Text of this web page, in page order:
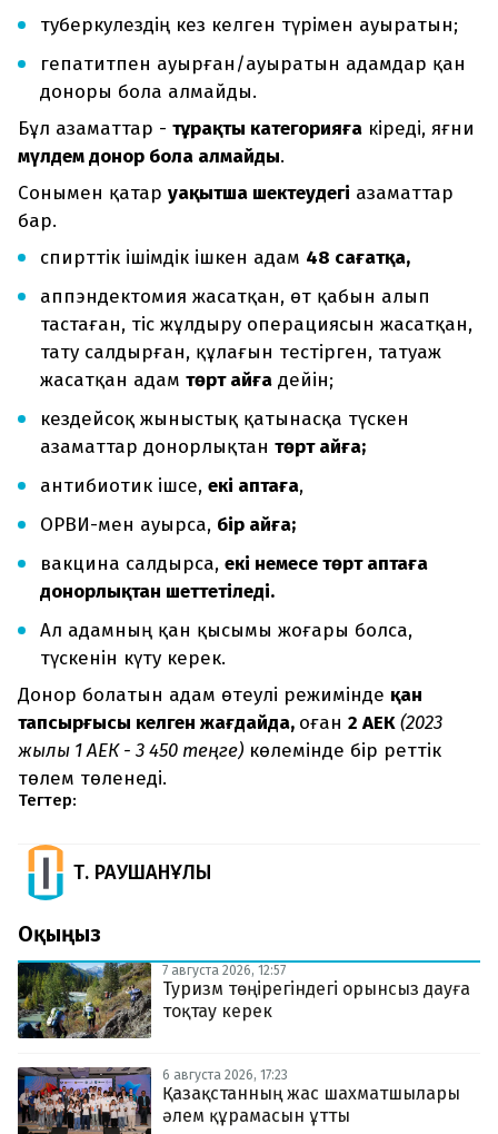
туберкулездің кез келген түрімен ауыратын;
гепатитпен ауырған/ауыратын адамдар қан
доноры бола алмайды.
Бұл азаматтар - тұрақты категорияға кіреді, яғни
мүлдем донор бола алмайды.
Сонымен қатар уақытша шектеудегі азаматтар
бар.
спирттік ішімдік ішкен адам 48 сағатқа,
аппэндектомия жасатқан, өт қабын алып
тастаған, тіс жұлдыру операциясын жасатқан,
тату салдырған, құлағын тестірген, татуаж
жасатқан адам төрт айға дейін;
кездейсоқ жыныстық қатынасқа түскен
азаматтар донорлықтан төрт айға;
антибиотик ішсе, екі аптаға,
ОРВИ-мен ауырса, бір айға;
вакцина салдырса, екі немесе төрт аптаға
донорлықтан шеттетіледі.
Ал адамның қан қысымы жоғары болса,
түскенін күту керек.
Донор болатын адам өтеулі режимінде қан
тапсырғысы келген жағдайда, оған 2 АЕК (2023
жылғы 1 АЕК - 3 450 теңге) көлемінде бір реттік
төлем төленеді.
Тегтер:
Т. РАУШАНҰЛЫ
Оқыңыз
7 августа 2026, 12:57
Туризм төңірегіндегі орынсыз дауға
тоқтау керек
6 августа 2026, 17:23
Қазақстанның жас шахматшылары
әлем құрамасын ұтты